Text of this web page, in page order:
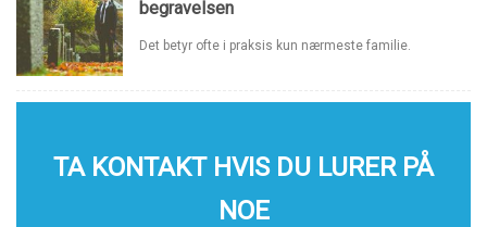
begravelsen
Det betyr ofte i praksis kun nærmeste familie.
TA KONTAKT HVIS DU LURER PÅ
NOE